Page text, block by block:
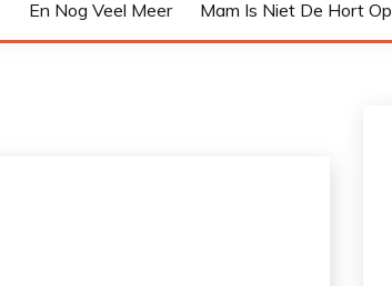
En Nog Veel Meer Mam Is Niet De Hort Op